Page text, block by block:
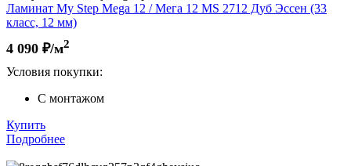
Ламинат My Step Mega 12 / Мега 12 MS 2712 Дуб Эссен (33
класс, 12 мм)
4 090 ₽/м2
Условия покупки:
С монтажом
Купить
Подробнее